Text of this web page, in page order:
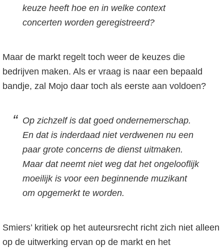
keuze heeft hoe en in welke context
concerten worden geregistreerd?
Maar de markt regelt toch weer de keuzes die
bedrijven maken. Als er vraag is naar een bepaald
bandje, zal Mojo daar toch als eerste aan voldoen?
Op zichzelf is dat goed ondernemerschap.
En dat is inderdaad niet verdwenen nu een
paar grote concerns de dienst uitmaken.
Maar dat neemt niet weg dat het ongelooflijk
moeilijk is voor een beginnende muzikant
om opgemerkt te worden.
Smiers’ kritiek op het auteursrecht richt zich niet alleen
op de uitwerking ervan op de markt en het